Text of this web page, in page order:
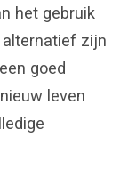
het gebruik
zijn
goed
leven